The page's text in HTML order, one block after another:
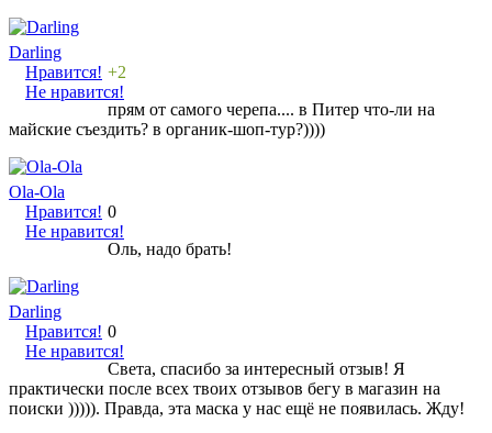
Darling
Нравится!
Не нравится!
+2
прям от самого черепа.... в Питер что-ли на
майские съездить? в органик-шоп-тур?))))
Ola-Ola
Нравится!
Не нравится!
0
Оль, надо брать!
Darling
Нравится!
Не нравится!
0
Света, спасибо за интересный отзыв! Я
практически после всех твоих отзывов бегу в магазин на
поиски ))))). Правда, эта маска у нас ещё не появилась. Жду!